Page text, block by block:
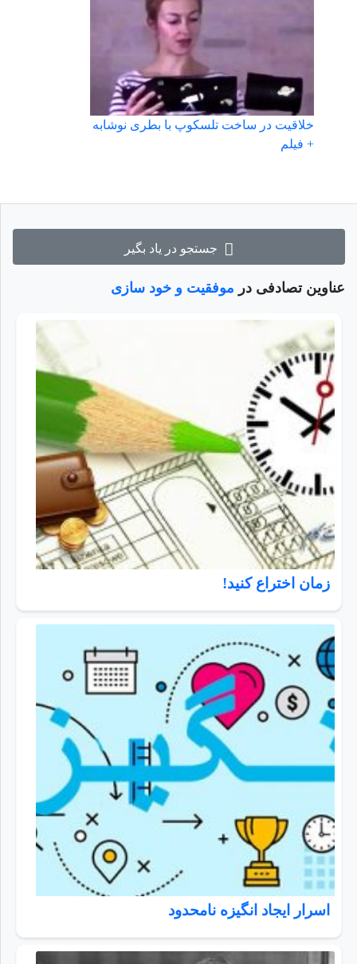
جستجو در یاد بگیر
عناوین تصادفی در موفقیت و خود سازی
زمان اختراع کنید!
اسرار ايجاد انگيزه نامحدود
خلاقیت در ساخت تلسکوپ با بطری نوشابه
+ فیلم